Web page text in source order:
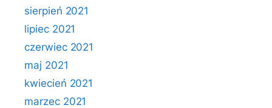
sierpień 2021
lipiec 2021
czerwiec 2021
maj 2021
kwiecień 2021
marzec 2021